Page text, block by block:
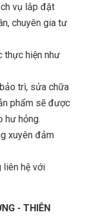
vụ lắp đặt
chuyên gia tư
thực hiện như
trì, sửa chữa
phẩm sẽ được
hư hỏng.
xuyên đảm
liên hệ với
- THIÊN